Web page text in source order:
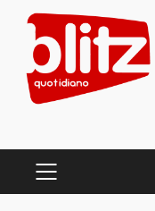
content
PRIMARY